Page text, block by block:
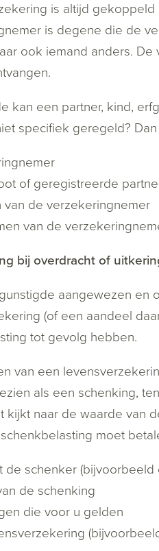
is altijd
is degene die de
ook iemand anders.
kan een partner, kind,
specifiek geregeld?
of geregistreerde
van de verzekeringnemer
van de
bij overdracht of
aangewezen en
(of een aandeel
tot gevolg hebben.
van een
als een schenking,
kijkt naar de waarde van
moet
de schenker
de schenking
die voor u gelden